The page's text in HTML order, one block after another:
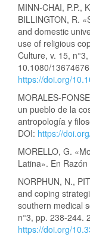
MINN-CHAI, P.P.,
BILLINGTON, R.
and domestic
use of religious
Culture, v. 15,
10.1080/
https://doi.org/
MORALES-
un pueblo de la
antropología y
DOI: https://
MORELLO, G.
Latina». En
NORPHUN, N.,
and coping
southern medical
n°3, pp. 238-244.
https://doi.org/